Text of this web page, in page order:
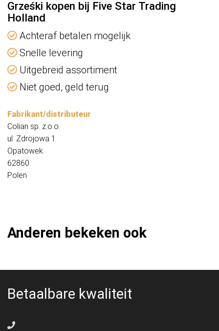
Grześki kopen bij Five Star Trading
Holland
Achteraf betalen mogelijk
Snelle levering
Uitgebreid assortiment
Niet goed, geld terug
Fabrikant/distributeur
Colian sp. z.o.o.
ul. Zdrojowa 1
Opatowek
62860
Polen
Anderen bekeken ook
Betaalbare kwaliteit